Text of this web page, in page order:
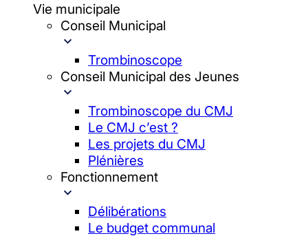
Vie municipale
Conseil Municipal
Trombinoscope
Conseil Municipal des Jeunes
Trombinoscope du CMJ
Le CMJ c’est ?
Les projets du CMJ
Plénières
Fonctionnement
Délibérations
Le budget communal